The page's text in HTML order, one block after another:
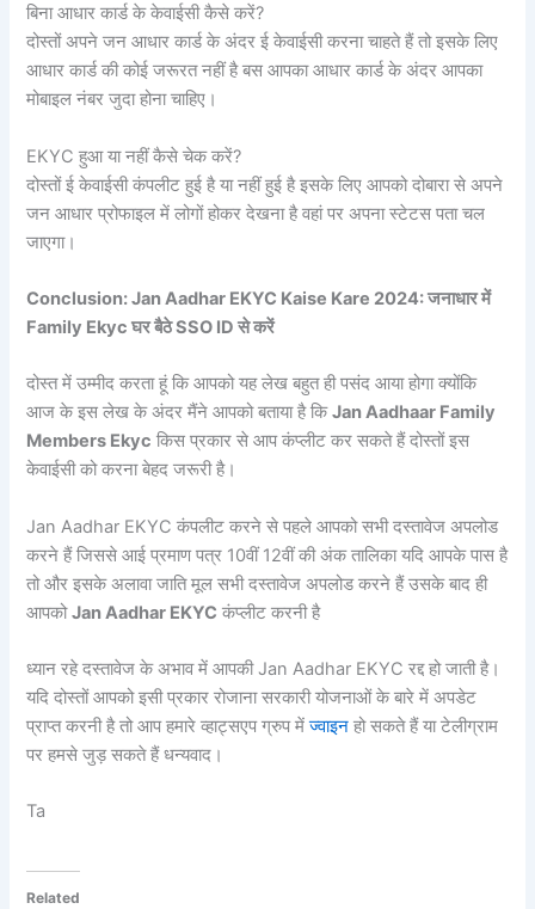
बिना आधार कार्ड के केवाईसी कैसे करें?
दोस्तों अपने जन आधार कार्ड के अंदर ई केवाईसी करना चाहते हैं तो इसके लिए
आधार कार्ड की कोई जरूरत नहीं है बस आपका आधार कार्ड के अंदर आपका
मोबाइल नंबर जुदा होना चाहिए।
EKYC हुआ या नहीं कैसे चेक करें?
दोस्तों ई केवाईसी कंपलीट हुई है या नहीं हुई है इसके लिए आपको दोबारा से अपने
जन आधार प्रोफाइल में लोगों होकर देखना है वहां पर अपना स्टेटस पता चल
जाएगा।
Conclusion: Jan Aadhar EKYC Kaise Kare 2024: जनाधार में
Family Ekyc घर बैठे SSO ID से करें
दोस्त में उम्मीद करता हूं कि आपको यह लेख बहुत ही पसंद आया होगा क्योंकि
आज के इस लेख के अंदर मैंने आपको बताया है किJan Aadhaar Family
Members Ekyc किस प्रकार से आप कंप्लीट कर सकते हैं दोस्तों इस
केवाईसी को करना बेहद जरूरी है।
Jan Aadhar EKYC कंपलीट करने से पहले आपको सभी दस्तावेज अपलोड
करने हैं जिससे आई प्रमाण पत्र 10वीं 12वीं की अंक तालिका यदि आपके पास है
तो और इसके अलावा जाति मूल सभी दस्तावेज अपलोड करने हैं उसके बाद ही
आपकोJan Aadhar EKYC कंप्लीट करनी है
ध्यान रहे दस्तावेज के अभाव में आपकी Jan Aadhar EKYC रद्द हो जाती है।
यदि दोस्तों आपको इसी प्रकार रोजाना सरकारी योजनाओं के बारे में अपडेट
प्राप्त करनी है तो आप हमारे व्हाट्सएप ग्रुप मेंज्वाइन हो सकते हैं या टेलीग्राम
पर हमसे जुड़ सकते हैं धन्यवाद।
Ta
Related